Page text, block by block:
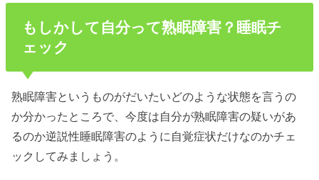
もしかして自分って熟眠障害？睡眠チ
ェック
熟眠障害というものがだいたいどのような状態を言うの
か分かったところで、今度は自分が熟眠障害の疑いがあ
るのか逆説性睡眠障害のように自覚症状だけなのかチェ
ックしてみましょう。